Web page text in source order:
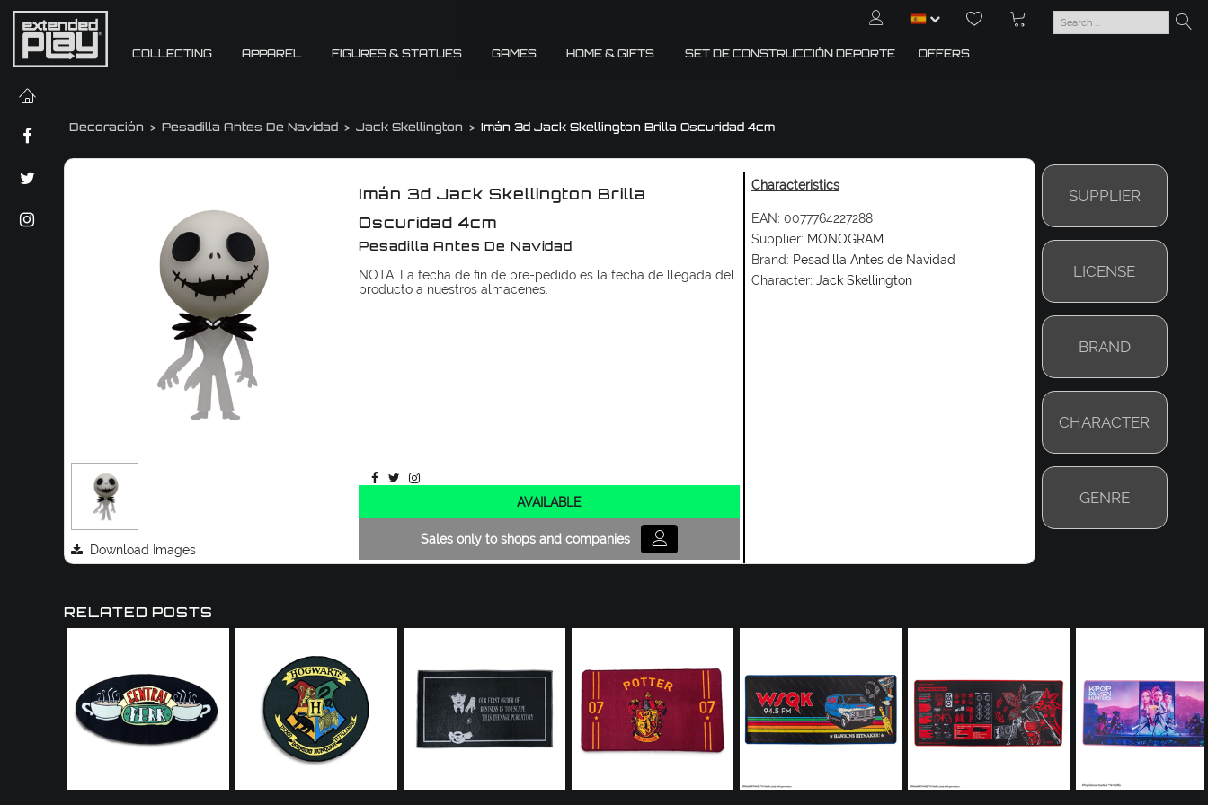
COLLECTING APPAREL FIGURES & STATUES GAMES HOME & GIFTS SET DE CONSTRUCCIÓN DEPORTE OFFERS
Decoración Pesadilla Antes De Navidad Jack Skellington Imán 3d Jack Skellington Brilla Oscuridad 4cm
Download Images
Imán 3d Jack Skellington Brilla
Oscuridad 4cm
Pesadilla Antes De Navidad
NOTA: La fecha de fin de pre-pedido es la fecha de llegada del
producto a nuestros almacenes.
AVAILABLE
Sales only to shops and companies
Characteristics
EAN: 0077764227288
Supplier: MONOGRAM
Brand: Pesadilla Antes de Navidad
Character: Jack Skellington
SUPPLIER
LICENSE
BRAND
CHARACTER
GENRE
RELATED POSTS